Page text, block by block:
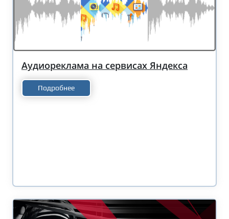
Аудиореклама на сервисах Яндекса
Подробнее